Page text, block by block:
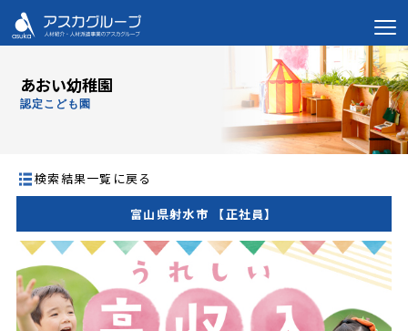
あおい幼稚園
認定こども園
検索結果一覧に戻る
富山県射水市 【正社員】